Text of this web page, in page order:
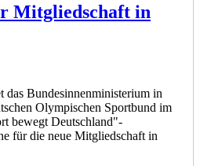
Mitgliedschaft in
das Bundesinnenministerium in
Olympischen Sportbund im
bewegt Deutschland"-
für die neue Mitgliedschaft in